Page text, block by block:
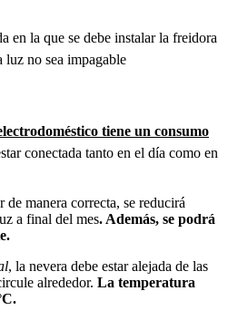
en la que se debe instalar la freidora
luz no sea impagable
tiene un consumo
conectada tanto en el día como en
de manera correcta, se reducirá
a final del mes. Además, se podrá
, la nevera debe estar alejada de las
alrededor. La temperatura